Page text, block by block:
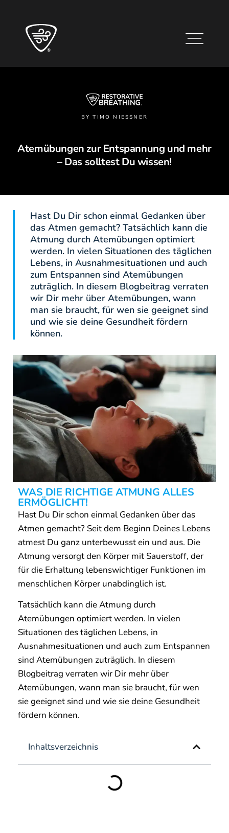
BY TIMO NIESSNER
Atemübungen zur Entspannung und mehr
– Das solltest Du wissen!
Hast Du Dir schon einmal Gedanken über
das Atmen gemacht? Tatsächlich kann die
Atmung durch Atemübungen optimiert
werden. In vielen Situationen des täglichen
Lebens, in Ausnahmesituationen und auch
zum Entspannen sind Atemübungen
zuträglich. In diesem Blogbeitrag verraten
wir Dir mehr über Atemübungen, wann
man sie braucht, für wen sie geeignet sind
und wie sie deine Gesundheit fördern
können.
WAS DIE RICHTIGE ATMUNG ALLES
ERMÖGLICHT!
Hast Du Dir schon einmal Gedanken über das
Atmen gemacht? Seit dem Beginn Deines Lebens
atmest Du ganz unterbewusst ein und aus. Die
Atmung versorgt den Körper mit Sauerstoff, der
für die Erhaltung lebenswichtiger Funktionen im
menschlichen Körper unabdinglich ist.
Tatsächlich kann die Atmung durch
Atemübungen optimiert werden. In vielen
Situationen des täglichen Lebens, in
Ausnahmesituationen und auch zum Entspannen
sind Atemübungen zuträglich. In diesem
Blogbeitrag verraten wir Dir mehr über
Atemübungen, wann man sie braucht, für wen
sie geeignet sind und wie sie deine Gesundheit
fördern können.
Inhaltsverzeichnis